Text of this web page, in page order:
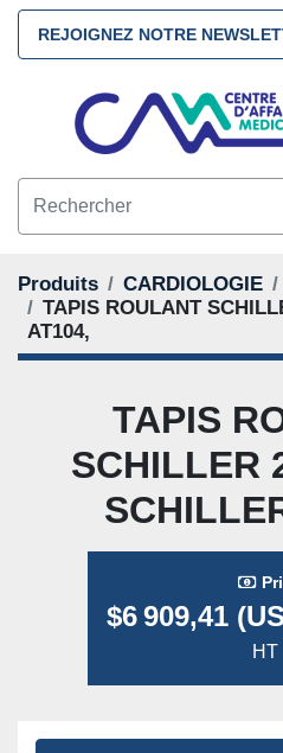
REJOIGNEZ NOTRE
Produits CARDIOLOGIE
TAPIS ROULANT
AT104,
TAPIS
SCHILLER
$6 909,41
HT